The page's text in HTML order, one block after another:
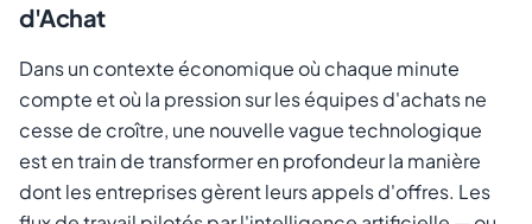
d'Achat
Dans un contexte économique où chaque minute
compte et où la pression sur les équipes d'achats ne
cesse de croître, une nouvelle vague technologique
est en train de transformer en profondeur la manière
dont les entreprises gèrent leurs appels d'offres. Les